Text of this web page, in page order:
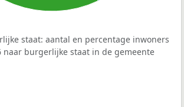
staat: aantal en percentage inwoners
naar burgerlijke staat in de gemeente